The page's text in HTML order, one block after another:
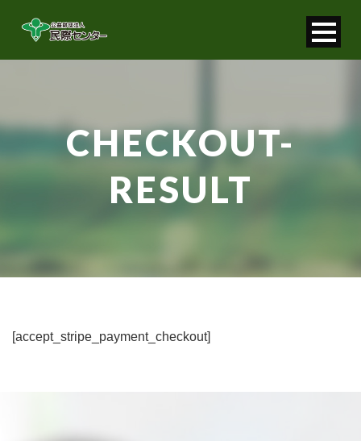
FAQ
お問い合わせ
CHECKOUT-
RESULT
[accept_stripe_payment_checkout]